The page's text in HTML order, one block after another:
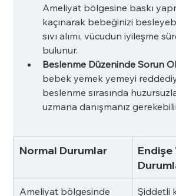
Ameliyat bölgesine baskı
kaçınarak bebeğinizi
sıvı alımı, vücudun iyileşme
bulunur.
Beslenme Düzeninde Sorun
bebek yemek yemeyi
beslenme sırasında
uzmana danışmanız
Normal Durumlar
Endişe
Ameliyat bölgesinde Şiddetli